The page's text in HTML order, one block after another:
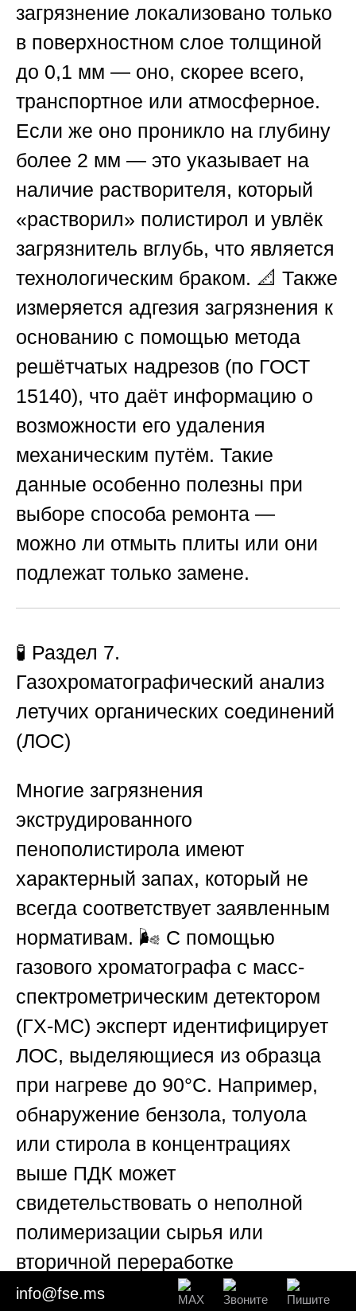
загрязнение локализовано только
в поверхностном слое толщиной
до 0,1 мм — оно, скорее всего,
транспортное или атмосферное.
Если же оно проникло на глубину
более 2 мм — это указывает на
наличие растворителя, который
«растворил» полистирол и увлёк
загрязнитель вглубь, что является
технологическим браком. 📐 Также
измеряется адгезия загрязнения к
основанию с помощью метода
решётчатых надрезов (по ГОСТ
15140), что даёт информацию о
возможности его удаления
механическим путём. Такие
данные особенно полезны при
выборе способа ремонта —
можно ли отмыть плиты или они
подлежат только замене.
🧪 Раздел 7.
Газохроматографический анализ
летучих органических соединений
(ЛОС)
Многие загрязнения
экструдированного
пенополистирола имеют
характерный запах, который не
всегда соответствует заявленным
нормативам. 🌬️ С помощью
газового хроматографа с масс-
спектрометрическим детектором
(ГХ-МС) эксперт идентифицирует
ЛОС, выделяющиеся из образца
при нагреве до 90°C. Например,
обнаружение бензола, толуола
или стирола в концентрациях
выше ПДК может
свидетельствовать о неполной
полимеризации сырья или
вторичной переработке
(рециклинге) с нарушением
info@fse.ms